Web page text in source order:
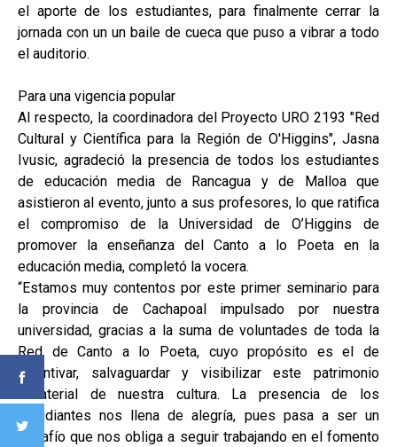
el aporte de los estudiantes, para finalmente cerrar la
jornada con un un baile de cueca que puso a vibrar a todo
el auditorio.
Para una vigencia popular
Al respecto, la coordinadora del Proyecto URO 2193 "Red
Cultural y Científica para la Región de O'Higgins", Jasna
Ivusic, agradeció la presencia de todos los estudiantes
de educación media de Rancagua y de Malloa que
asistieron al evento, junto a sus profesores, lo que ratifica
el compromiso de la Universidad de O’Higgins de
promover la enseñanza del Canto a lo Poeta en la
educación media, completó la vocera.
“Estamos muy contentos por este primer seminario para
la provincia de Cachapoal impulsado por nuestra
universidad, gracias a la suma de voluntades de toda la
Red de Canto a lo Poeta, cuyo propósito es el de
incentivar, salvaguardar y visibilizar este patrimonio
inmaterial de nuestra cultura. La presencia de los
estudiantes nos llena de alegría, pues pasa a ser un
desafío que nos obliga a seguir trabajando en el fomento